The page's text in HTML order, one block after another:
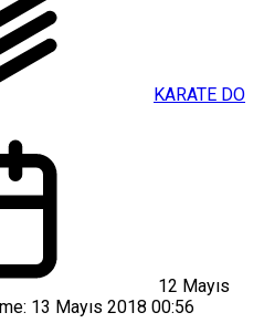
KARATE DO
12 Mayıs
13 Mayıs 2018 00:56